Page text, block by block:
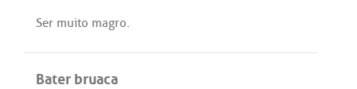
Ser muito magro.
Bater bruaca